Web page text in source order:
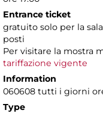
Entrance ticket
gratuito solo per la
posti
Per visitare la mostra
tariffazione vigente
Information
060608 tutti i giorni
Type